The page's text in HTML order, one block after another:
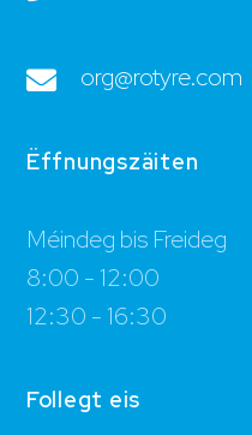
org@rotyre.com
Ëffnungszäiten
Méindeg bis Freideg
8:00 - 12:00
12:30 - 16:30
Follegt eis